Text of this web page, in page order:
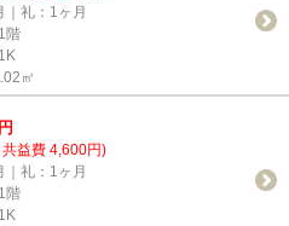
｜礼：1ヶ月
階
㎡
円
益費 4,600円)
｜礼：1ヶ月
階